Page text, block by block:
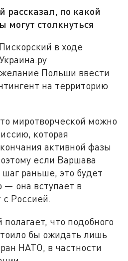
рассказал, по какой
могут столкнуться
в ходе
Польши ввести
на территорию
миротворческой можно
которая
активной фазы
если Варшава
раньше, это будет
— она вступает в
Россией.
что подобного
бы ожидать лишь
НАТО, в частности